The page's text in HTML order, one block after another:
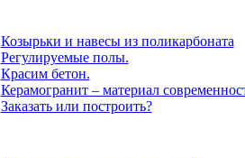
Козырьки и навесы из поликарбоната
Регулируемые полы.
Красим бетон.
Керамогранит – материал
Заказать или построить?